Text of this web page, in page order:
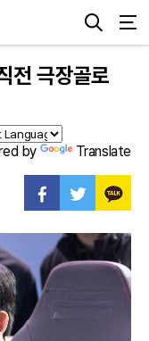
전 극장골로
by Translate